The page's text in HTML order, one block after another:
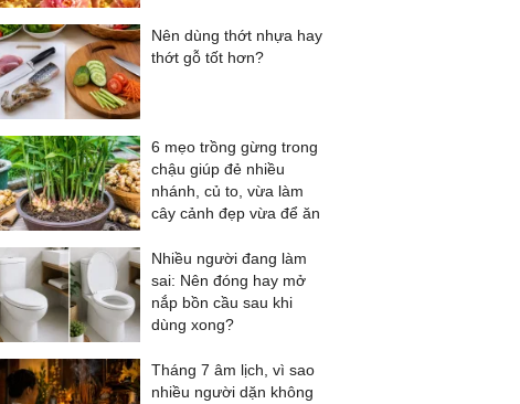
Nên dùng thớt nhựa hay
thớt gỗ tốt hơn?
6 mẹo trồng gừng trong
chậu giúp đẻ nhiều
nhánh, củ to, vừa làm
cây cảnh đẹp vừa để ăn
Nhiều người đang làm
sai: Nên đóng hay mở
nắp bồn cầu sau khi
dùng xong?
Tháng 7 âm lịch, vì sao
nhiều người dặn không